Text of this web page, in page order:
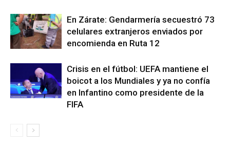
En Zárate: Gendarmería secuestró 73
celulares extranjeros enviados por
encomienda en Ruta 12
Crisis en el fútbol: UEFA mantiene el
boicot a los Mundiales y ya no confía
en Infantino como presidente de la
FIFA